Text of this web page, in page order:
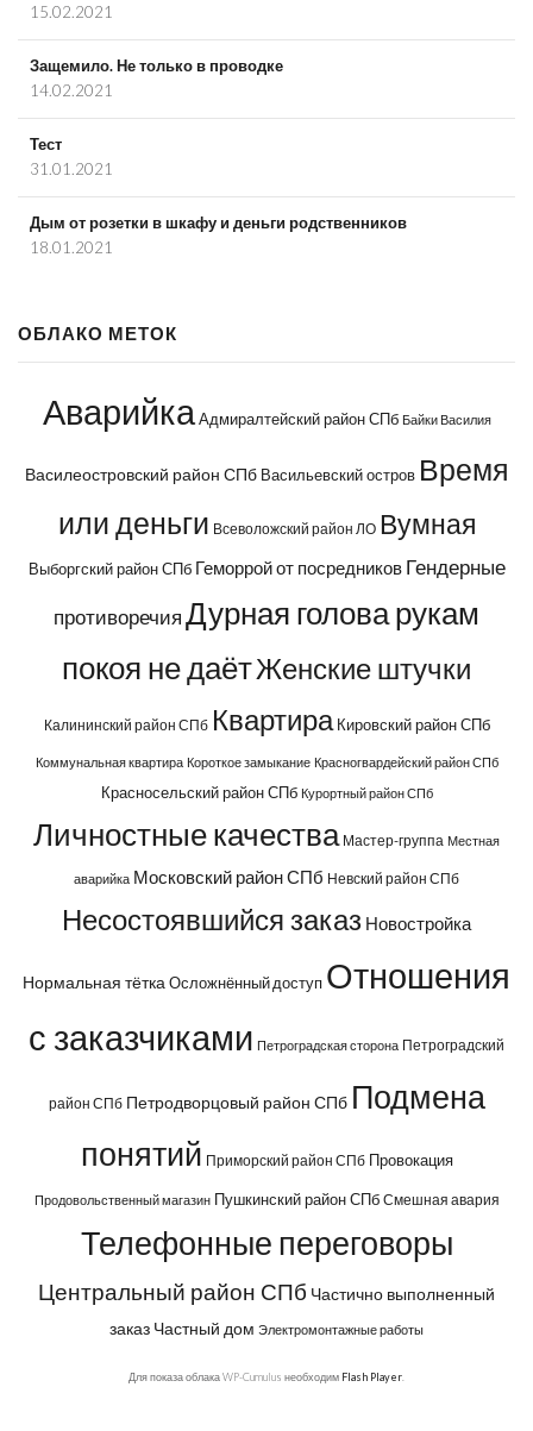
15.02.2021
Защемило. Не только в проводке
14.02.2021
Тест
31.01.2021
Дым от розетки в шкафу и деньги родственников
18.01.2021
ОБЛАКО МЕТОК
Аварийка Адмиралтейский район СПб Байки Василия
Василеостровский район СПб Васильевский остров Время
или деньги Всеволожский район ЛО Вумная
Выборгский район СПб Геморрой от посредников Гендерные
противоречияДурная голова рукам
покоя не даётЖенские штучки
Калининский район СПб Квартира Кировский район СПб
Коммунальная квартира Короткое замыкание Красногвардейский район СПб
Красносельский район СПб Курортный район СПб
Личностные качества Мастер-группа Местная
аварийка Московский район СПб Невский район СПб
Несостоявшийся заказ Новостройка
Нормальная тётка Осложнённый доступ Отношения
с заказчиками Петроградская сторона Петроградский
район СПб Петродворцовый район СПб Подмена
понятий Приморский район СПб Провокация
Продовольственный магазин Пушкинский район СПб Смешная авария
Телефонные переговоры
Центральный район СПб Частично выполненный
заказ Частный дом Электромонтажные работы
Для показа облака WP-Cumulus необходим Flash Player.